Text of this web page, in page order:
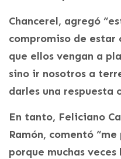
Chancerel, agregó
compromiso de estar
que ellos vengan a
sino ir nosotros a
darles una respuesta
En tanto, Feliciano
Ramón, comentó
porque muchas